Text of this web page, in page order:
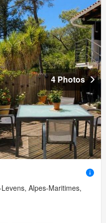
4 Photos
Alpes-Maritimes,